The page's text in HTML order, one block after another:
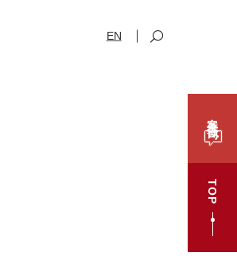
EN
TOP